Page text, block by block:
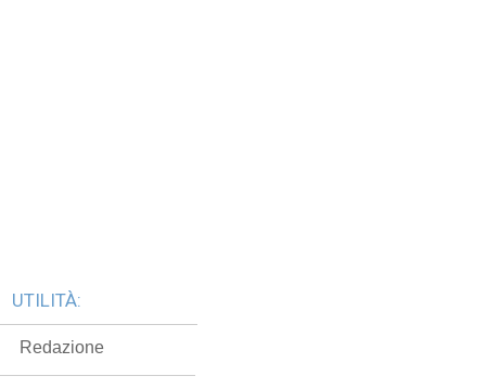
UTILITÀ:
Redazione